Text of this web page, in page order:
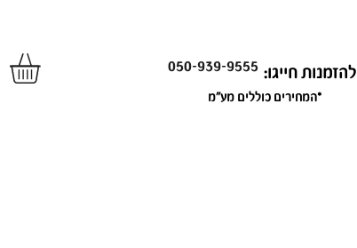
להזמנות חייגו: 050-939-9555
*המחירים כוללים מע"מ